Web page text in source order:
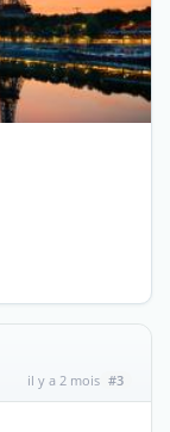
il y a 2 mois #3